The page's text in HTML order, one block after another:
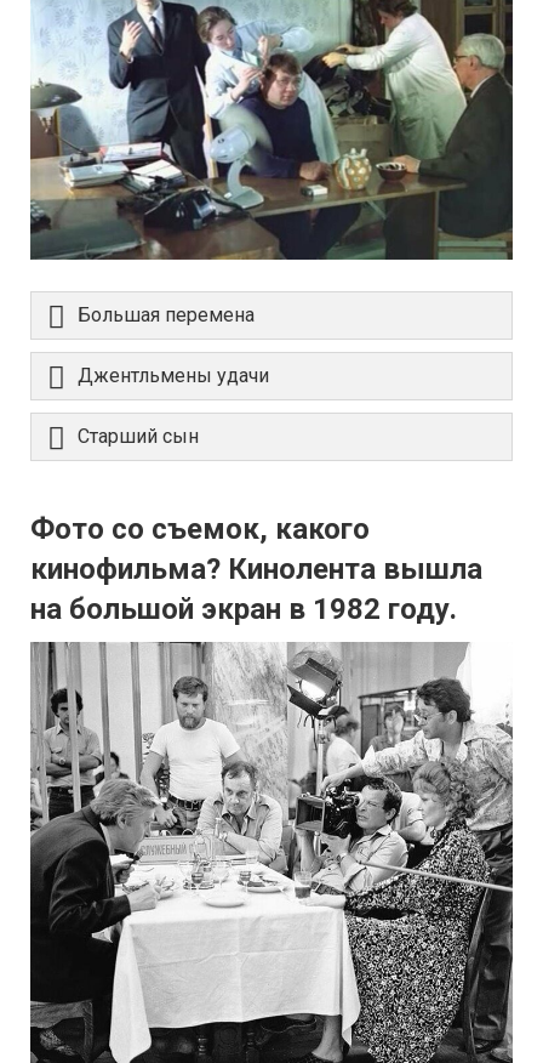
Большая перемена
Джентльмены удачи
Старший сын
Фото со съемок, какого
кинофильма? Кинолента вышла
на большой экран в 1982 году.